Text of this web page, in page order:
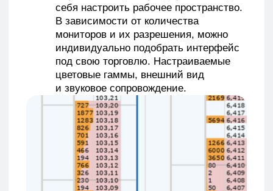
Основные возможности Привода
Бондаря
Одновременная торговля несколькими
инструментами, в т. ч. на разных
площадках.
Возможность открытия субсчетов для
разнонаправленной торговли.
Торговый стакан с автоцентровкой
Линейка в пунктах и процентах
от спреда.